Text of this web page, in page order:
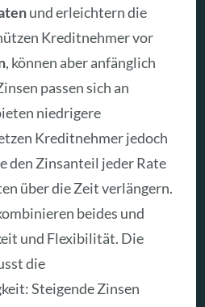
und erleichtern die
Kreditnehmer vor
, können aber anfänglich
passen sich an
niedrigere
Kreditnehmer jedoch
den Zinsanteil jeder Rate
über die Zeit verlängern.
beides und
und Flexibilität. Die
die
Steigende Zinsen